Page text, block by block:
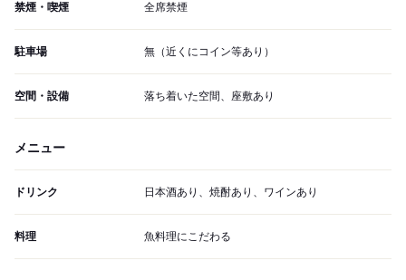
禁煙・喫煙 全席禁煙
駐車場 無（近くにコイン等あり）
空間・設備 落ち着いた空間、座敷あり
メニュー
ドリンク 日本酒あり、焼酎あり、ワインあり
料理 魚料理にこだわる